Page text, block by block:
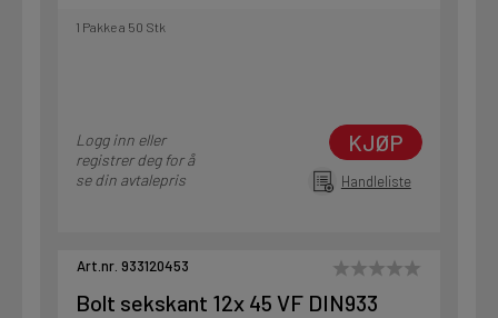
1 Pakke a 50 Stk
Logg inn eller
registrer deg for å
se din avtalepris
KJØP
Handleliste
Art.nr. 933120453
Bolt sekskant 12x 45 VF DIN933